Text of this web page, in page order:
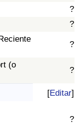
?
?
?
(o
?
[Editar]
?